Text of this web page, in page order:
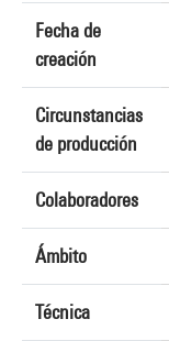
Fecha de
creación
Circunstancias
de producción
Colaboradores
Ámbito
Técnica